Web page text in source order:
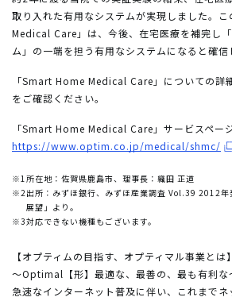
取り入れた有用なシステムが実現しました。
Medical Care」は、今後、在宅医療を補完し
ム」の一端を担う有用なシステムになると確信
「Smart Home Medical Care」についての詳
をご確認ください。
「Smart Home Medical Care」サービスペー
https://www.optim.co.jp/medical/shmc/
※1所在地：佐賀県鹿島市、理事長：織田 正道
※2出所：みずほ銀行、みずほ産業調査 Vol.39 2012年
展望」より。
※3対応できない機種もございます。
【オプティムの目指す、オプティマル事業とは】
～Optimal【形】最適な、最善の、最も有利な
急速なインターネット普及に伴い、これまで